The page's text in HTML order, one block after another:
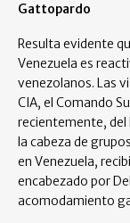
Gattopardo
Resulta evidente
Venezuela es
venezolanos. Las
CIA, el Comando
recientemente,
la cabeza de
en Venezuela,
encabezado por
acomodamiento